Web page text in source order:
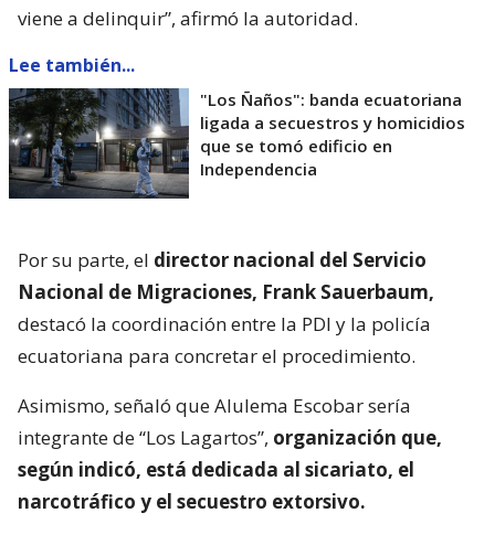
viene a delinquir”, afirmó la autoridad.
Lee también...
"Los Ñaños": banda ecuatoriana
ligada a secuestros y homicidios
que se tomó edificio en
Independencia
Por su parte, el director nacional del Servicio
Nacional de Migraciones, Frank Sauerbaum,
destacó la coordinación entre la PDI y la policía
ecuatoriana para concretar el procedimiento.
Asimismo, señaló que Alulema Escobar sería
integrante de “Los Lagartos”, organización que,
según indicó, está dedicada al sicariato, el
narcotráfico y el secuestro extorsivo.